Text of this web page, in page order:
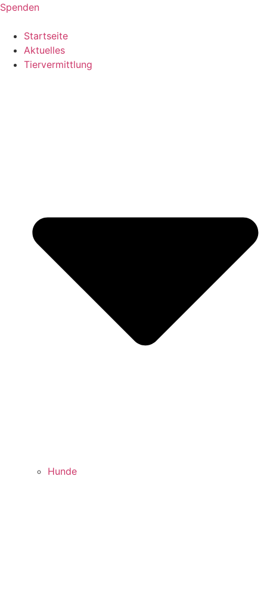
Spenden
Startseite
Aktuelles
Tiervermittlung
Hunde